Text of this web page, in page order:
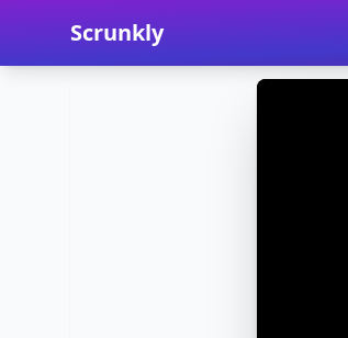
Scrunkly